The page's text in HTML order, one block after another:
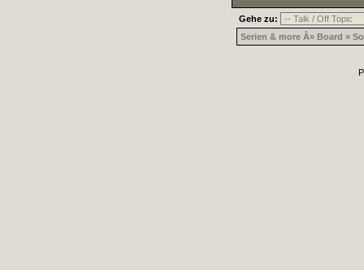
Gehe zu:
Serien & more Â» Board »